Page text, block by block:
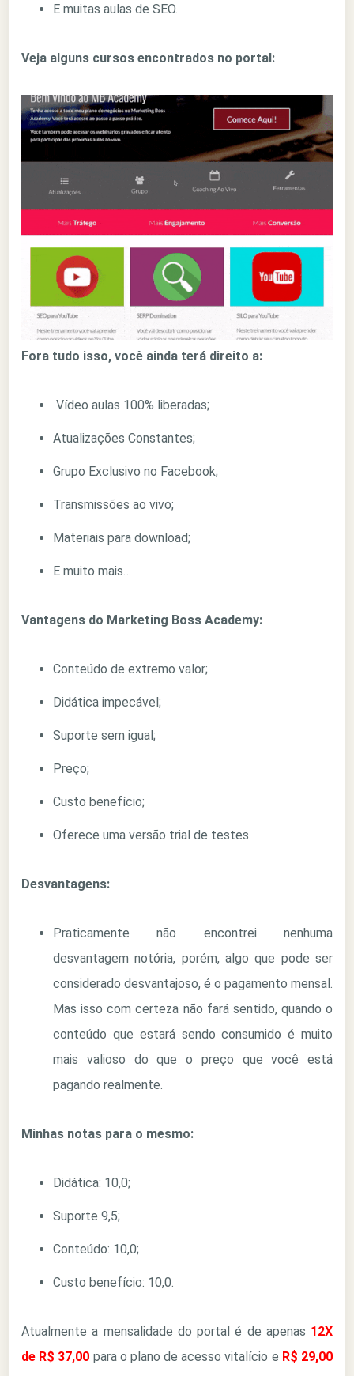
E muitas aulas de SEO.
Veja alguns cursos encontrados no portal:
Fora tudo isso, você ainda terá direito a:
Vídeo aulas 100% liberadas;
Atualizações Constantes;
Grupo Exclusivo no Facebook;
Transmissões ao vivo;
Materiais para download;
E muito mais…
Vantagens do Marketing Boss Academy:
Conteúdo de extremo valor;
Didática impecável;
Suporte sem igual;
Preço;
Custo benefício;
Oferece uma versão trial de testes.
Desvantagens:
Praticamente não encontrei nenhuma
desvantagem notória, porém, algo que pode ser
considerado desvantajoso, é o pagamento mensal.
Mas isso com certeza não fará sentido, quando o
conteúdo que estará sendo consumido é muito
mais valioso do que o preço que você está
pagando realmente.
Minhas notas para o mesmo:
Didática: 10,0;
Suporte 9,5;
Conteúdo: 10,0;
Custo benefício: 10,0.
Atualmente a mensalidade do portal é de apenas 12X
de R$ 37,00 para o plano de acesso vitalício e R$ 29,00